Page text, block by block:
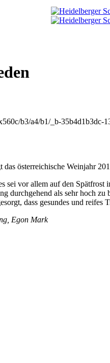
b3/a4/b1/_b-35b4d1b3dc-
österreichische Weinjahr
sei vor allem auf den
durchgehend als sehr hoch
dass gesundes und
Egon Mark